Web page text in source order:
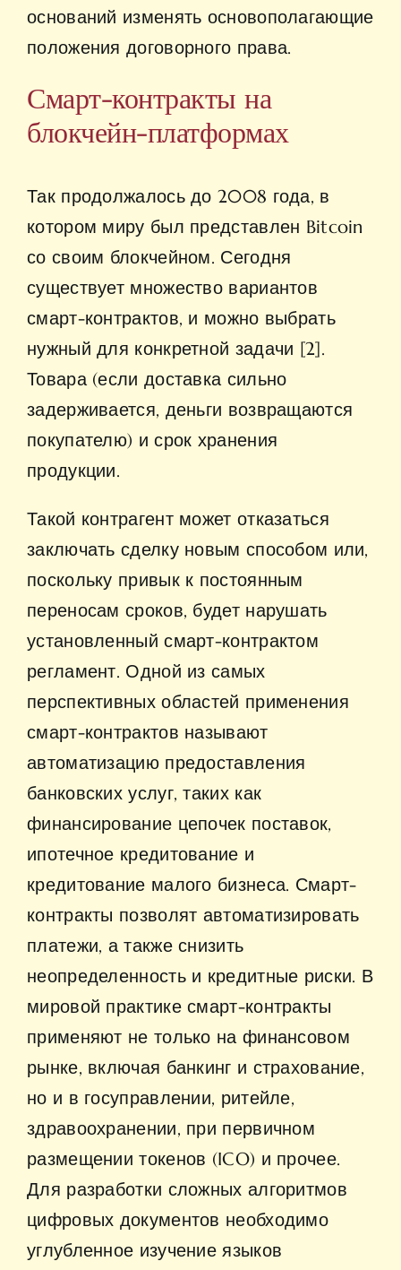
оснований изменять основополагающие
положения договорного права.
Смарт-контракты на
блокчейн-платформах
Так продолжалось до 2008 года, в
котором миру был представлен Bitcoin
со своим блокчейном. Сегодня
существует множество вариантов
смарт-контрактов, и можно выбрать
нужный для конкретной задачи [2].
Товара (если доставка сильно
задерживается, деньги возвращаются
покупателю) и срок хранения
продукции.
Такой контрагент может отказаться
заключать сделку новым способом или,
поскольку привык к постоянным
переносам сроков, будет нарушать
установленный смарт-контрактом
регламент. Одной из самых
перспективных областей применения
смарт-контрактов называют
автоматизацию предоставления
банковских услуг, таких как
финансирование цепочек поставок,
ипотечное кредитование и
кредитование малого бизнеса. Смарт-
контракты позволят автоматизировать
платежи, а также снизить
неопределенность и кредитные риски. В
мировой практике смарт-контракты
применяют не только на финансовом
рынке, включая банкинг и страхование,
но и в госуправлении, ритейле,
здравоохранении, при первичном
размещении токенов (ICO) и прочее.
Для разработки сложных алгоритмов
цифровых документов необходимо
углубленное изучение языков